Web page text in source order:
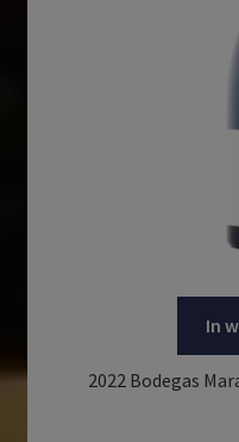
In
2022 Bodegas